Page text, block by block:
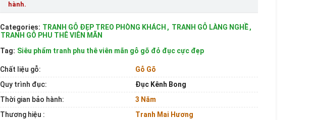
hành.
Categories: TRANH GỖ ĐẸP TREO PHÒNG KHÁCH , TRANH GỖ LÀNG NGHỀ,
TRANH GỖ PHU THÊ VIÊN MÃN
Tag: Siêu phẩm tranh phu thê viên mãn gỗ gõ đỏ đục cực đẹp
Chất liệu gỗ:
Gỗ Gõ
Quy trình đục:
Đục Kênh Bong
Thời gian bảo hành:
3 Năm
Thương hiệu :
Tranh Mai Hương